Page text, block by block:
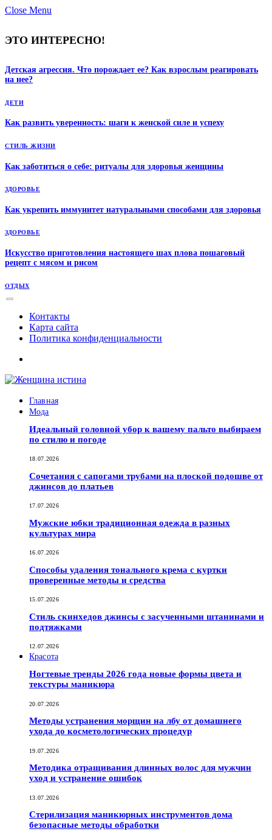
Close Menu
ЭТО ИНТЕРЕСНО!
Детская агрессия. Что порождает ее? Как взрослым реагировать
на нее?
ДЕТИ
Как развить уверенность: шаги к женской силе и успеху
СТИЛЬ ЖИЗНИ
Как заботиться о себе: ритуалы для здоровья женщины
ЗДОРОВЬЕ
Как укрепить иммунитет натуральными способами для здоровья
ЗДОРОВЬЕ
Искусство приготовления настоящего шах плова пошаговый
рецепт с мясом и рисом
ОТДЫХ
Контакты
Карта сайта
Политика конфиденциальности
Главная
Мода
Идеальный головной убор к вашему пальто выбираем
по стилю и погоде
18.07.2026
Сочетания с сапогами трубами на плоской подошве от
джинсов до платьев
17.07.2026
Мужские юбки традиционная одежда в разных
культурах мира
16.07.2026
Способы удаления тонального крема с куртки
проверенные методы и средства
15.07.2026
Стиль скинхедов джинсы с засученными штанинами и
подтяжками
12.07.2026
Красота
Ногтевые тренды 2026 года новые формы цвета и
текстуры маникюра
20.07.2026
Методы устранения морщин на лбу от домашнего
ухода до косметологических процедур
19.07.2026
Методика отращивания длинных волос для мужчин
уход и устранение ошибок
13.07.2026
Стерилизация маникюрных инструментов дома
безопасные методы обработки